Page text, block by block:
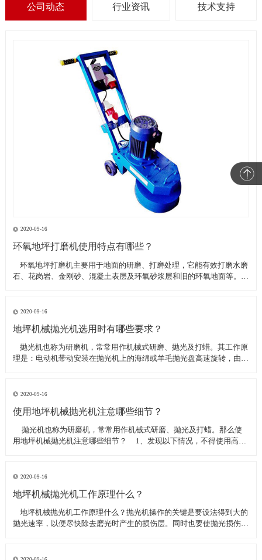
公司动态 行业资讯 技术支持
2020-09-16
环氧地坪打磨机使用特点有哪些？
​ 环氧地坪打磨机主要用于地面的研磨、打磨处理，它能有效打磨水磨
石、花岗岩、金刚砂、混凝土表层及环氧砂浆层和旧的环氧地面等。具
地坪工程处理的必备设
2020-09-16
地坪机械抛光机选用时有哪些要求？
​ 抛光机也称为研磨机，常常用作机械式研磨、抛光及打蜡。其工作原
理是：电动机带动安装在抛光机上的海绵或羊毛抛光盘高速旋转，由于
求？
2020-09-16
使用地坪机械抛光机注意哪些细节？
​ 抛光机也称为研磨机，常常用作机械式研磨、抛光及打蜡。那么使
用地坪机械抛光机注意哪些细节？ 1、发现以下情况，不得使用高速
2020-09-16
地坪机械抛光机工作原理什么？
​ 地坪机械抛光机工作原理什么？抛光机操作的关键是要设法得到大的
抛光速率，以便尽快除去磨光时产生的损伤层。同时也要使抛光损伤层
较深；后者要求使用最细的